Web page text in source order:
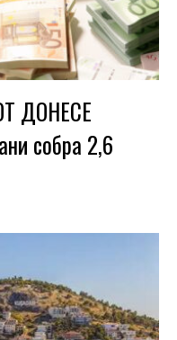
ДОНЕСЕ
собра 2,6